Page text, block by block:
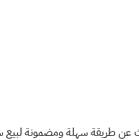
سهلة ومضمونة لبيع